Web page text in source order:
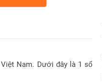
Nam. Dưới đây là 1 số